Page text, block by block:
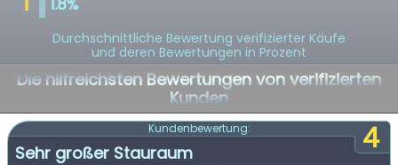
Durchschnittliche Bewertung verifizierter Käufe
und deren Bewertungen in Prozent
Die hilfreichsten Bewertungen von verifizierten
Kunden
4
Kundenbewertung:
Sehr großer Stauraum